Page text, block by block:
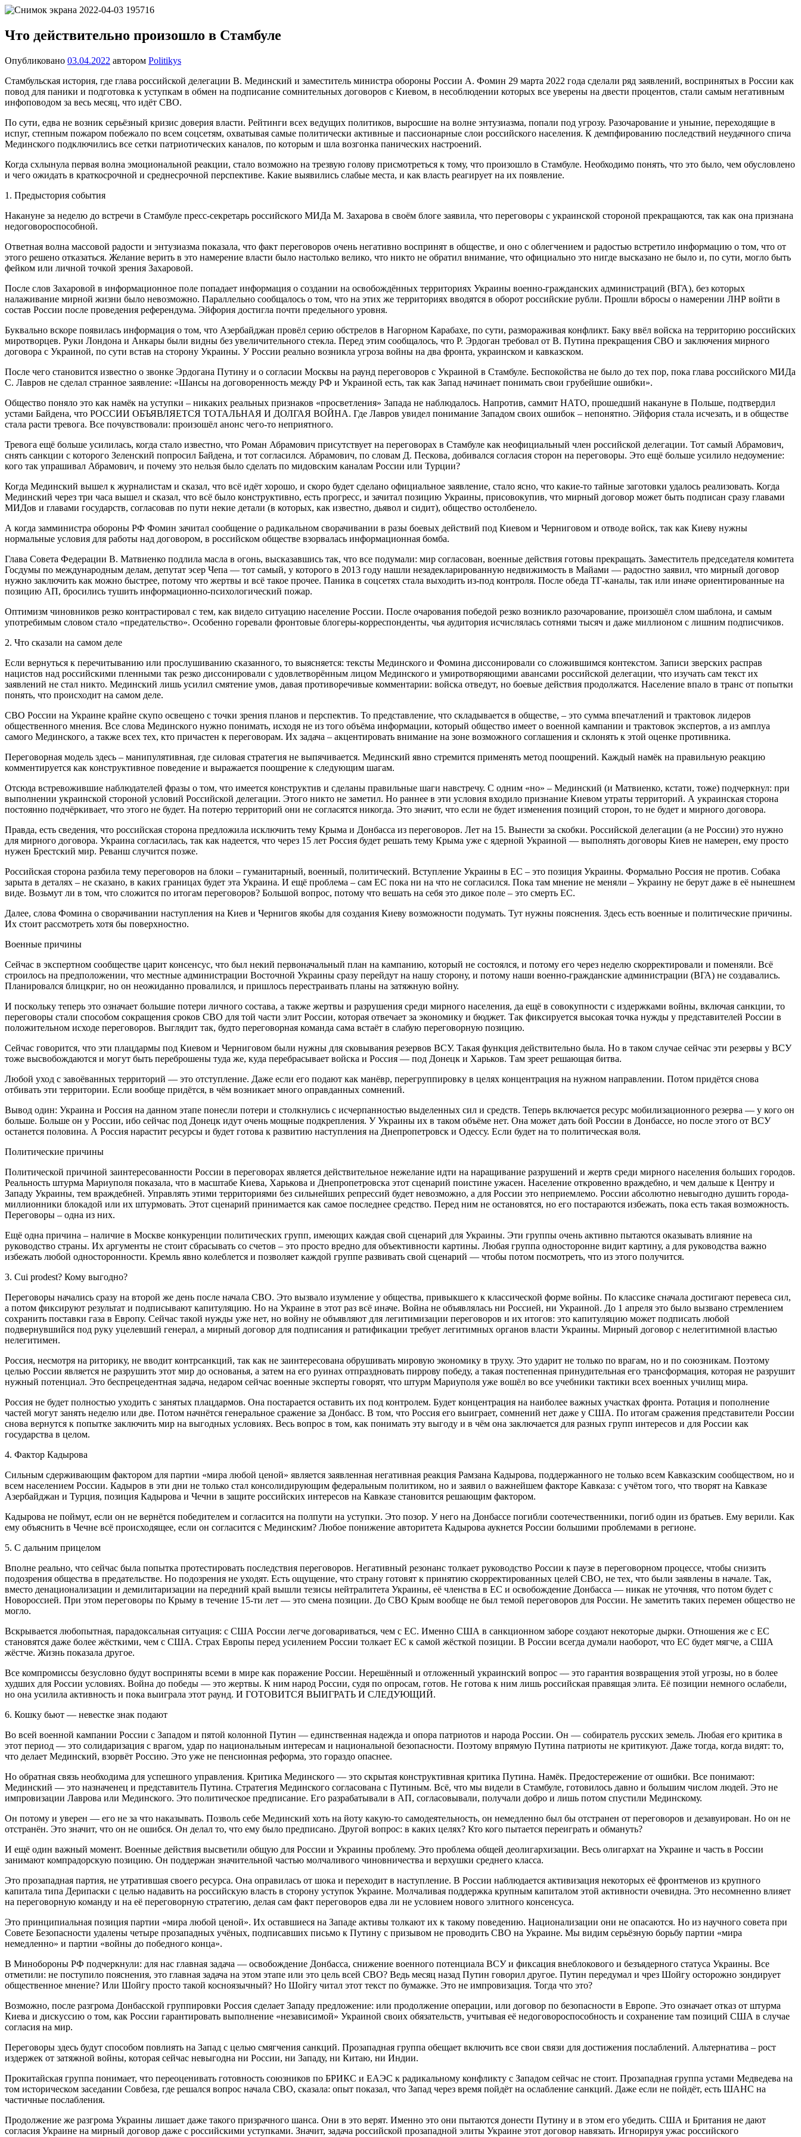
Перейти
содержимому
один
сайт
WordPress
Что действительно произошло в Стамбуле
Опубликовано 03.04.2022 автором Politikys
Стамбульская история, где глава российской делегации В. Мединский и заместитель министра обороны России А. Фомин 29 марта 2022 года сделали ряд заявлений, воспринятых в России как
повод для паники и подготовка к уступкам в обмен на подписание сомнительных договоров с Киевом, в несоблюдении которых все уверены на двести процентов, стали самым негативным
инфоповодом за весь месяц, что идёт СВО.
По сути, едва не возник серьёзный кризис доверия власти. Рейтинги всех ведущих политиков, выросшие на волне энтузиазма, попали под угрозу. Разочарование и уныние, переходящие в
испуг, степным пожаром побежало по всем соцсетям, охватывая самые политически активные и пассионарные слои российского населения. К демпфированию последствий неудачного спича
Мединского подключились все сетки патриотических каналов, по которым и шла возгонка панических настроений.
Когда схлынула первая волна эмоциональной реакции, стало возможно на трезвую голову присмотреться к тому, что произошло в Стамбуле. Необходимо понять, что это было, чем обусловлено
и чего ожидать в краткосрочной и среднесрочной перспективе. Какие выявились слабые места, и как власть реагирует на их появление.
1. Предыстория события
Накануне за неделю до встречи в Стамбуле пресс-секретарь российского МИДа М. Захарова в своём блоге заявила, что переговоры с украинской стороной прекращаются, так как она признана
недоговороспособной.
Ответная волна массовой радости и энтузиазма показала, что факт переговоров очень негативно воспринят в обществе, и оно с облегчением и радостью встретило информацию о том, что от
этого решено отказаться. Желание верить в это намерение власти было настолько велико, что никто не обратил внимание, что официально это нигде высказано не было и, по сути, могло быть
фейком или личной точкой зрения Захаровой.
После слов Захаровой в информационное поле попадает информация о создании на освобождённых территориях Украины военно-гражданских администраций (ВГА), без которых
налаживание мирной жизни было невозможно. Параллельно сообщалось о том, что на этих же территориях вводятся в оборот российские рубли. Прошли вбросы о намерении ЛНР войти в
состав России после проведения референдума. Эйфория достигла почти предельного уровня.
Буквально вскоре появилась информация о том, что Азербайджан провёл серию обстрелов в Нагорном Карабахе, по сути, размораживая конфликт. Баку ввёл войска на территорию российских
миротворцев. Руки Лондона и Анкары были видны без увеличительного стекла. Перед этим сообщалось, что Р. Эрдоган требовал от В. Путина прекращения СВО и заключения мирного
договора с Украиной, по сути встав на сторону Украины. У России реально возникла угроза войны на два фронта, украинском и кавказском.
После чего становится известно о звонке Эрдогана Путину и о согласии Москвы на раунд переговоров с Украиной в Стамбуле. Беспокойства не было до тех пор, пока глава российского МИДа
С. Лавров не сделал странное заявление: «Шансы на договоренность между РФ и Украиной есть, так как Запад начинает понимать свои грубейшие ошибки».
Общество поняло это как намёк на уступки – никаких реальных признаков «просветления» Запада не наблюдалось. Напротив, саммит НАТО, прошедший накануне в Польше, подтвердил
устами Байдена, что РОССИИ ОБЪЯВЛЯЕТСЯ ТОТАЛЬНАЯ И ДОЛГАЯ ВОЙНА. Где Лавров увидел понимание Западом своих ошибок – непонятно. Эйфория стала исчезать, и в обществе
стала расти тревога. Все почувствовали: произошёл анонс чего-то неприятного.
Тревога ещё больше усилилась, когда стало известно, что Роман Абрамович присутствует на переговорах в Стамбуле как неофициальный член российской делегации. Тот самый Абрамович,
снять санкции с которого Зеленский попросил Байдена, и тот согласился. Абрамович, по словам Д. Пескова, добивался согласия сторон на переговоры. Это ещё больше усилило недоумение:
кого так упрашивал Абрамович, и почему это нельзя было сделать по мидовским каналам России или Турции?
Когда Мединский вышел к журналистам и сказал, что всё идёт хорошо, и скоро будет сделано официальное заявление, стало ясно, что какие-то тайные заготовки удалось реализовать. Когда
Мединский через три часа вышел и сказал, что всё было конструктивно, есть прогресс, и зачитал позицию Украины, присовокупив, что мирный договор может быть подписан сразу главами
МИДов и главами государств, согласовав по пути некие детали (в которых, как известно, дьявол и сидит), общество остолбенело.
А когда замминистра обороны РФ Фомин зачитал сообщение о радикальном сворачивании в разы боевых действий под Киевом и Черниговом и отводе войск, так как Киеву нужны
нормальные условия для работы над договором, в российском обществе взорвалась информационная бомба.
Глава Совета Федерации В. Матвиенко подлила масла в огонь, высказавшись так, что все подумали: мир согласован, военные действия готовы прекращать. Заместитель председателя комитета
Госдумы по международным делам, депутат эсер Чепа — тот самый, у которого в 2013 году нашли незадекларированную недвижимость в Майами — радостно заявил, что мирный договор
нужно заключить как можно быстрее, потому что жертвы и всё такое прочее. Паника в соцсетях стала выходить из-под контроля. После обеда ТГ-каналы, так или иначе ориентированные на
позицию АП, бросились тушить информационно-психологический пожар.
Оптимизм чиновников резко контрастировал с тем, как видело ситуацию население России. После очарования победой резко возникло разочарование, произошёл слом шаблона, и самым
употребимым словом стало «предательство». Особенно горевали фронтовые блогеры-корреспонденты, чья аудитория исчислялась сотнями тысяч и даже миллионом с лишним подписчиков.
2. Что сказали на самом деле
Если вернуться к перечитыванию или прослушиванию сказанного, то выясняется: тексты Мединского и Фомина диссонировали со сложившимся контекстом. Записи зверских расправ
нацистов над российскими пленными так резко диссонировали с удовлетворённым лицом Мединского и умиротворяющими авансами российской делегации, что изучать сам текст их
заявлений не стал никто. Мединский лишь усилил смятение умов, давая противоречивые комментарии: войска отведут, но боевые действия продолжатся. Население впало в транс от попытки
понять, что происходит на самом деле.
СВО России на Украине крайне скупо освещено с точки зрения планов и перспектив. То представление, что складывается в обществе, – это сумма впечатлений и трактовок лидеров
общественного мнения. Все слова Мединского нужно понимать, исходя не из того объёма информации, который общество имеет о военной кампании и трактовок экспертов, а из амплуа
самого Мединского, а также всех тех, кто причастен к переговорам. Их задача – акцентировать внимание на зоне возможного соглашения и склонять к этой оценке противника.
Переговорная модель здесь – манипулятивная, где силовая стратегия не выпячивается. Мединский явно стремится применять метод поощрений. Каждый намёк на правильную реакцию
комментируется как конструктивное поведение и выражается поощрение к следующим шагам.
Отсюда встревожившие наблюдателей фразы о том, что имеется конструктив и сделаны правильные шаги навстречу. С одним «но» – Мединский (и Матвиенко, кстати, тоже) подчеркнул: при
выполнении украинской стороной условий Российской делегации. Этого никто не заметил. Но раннее в эти условия входило признание Киевом утраты территорий. А украинская сторона
постоянно подчёркивает, что этого не будет. На потерю территорий они не согласятся никогда. Это значит, что если не будет изменения позиций сторон, то не будет и мирного договора.
Правда, есть сведения, что российская сторона предложила исключить тему Крыма и Донбасса из переговоров. Лет на 15. Вынести за скобки. Российской делегации (а не России) это нужно
для мирного договора. Украина согласилась, так как надеется, что через 15 лет Россия будет решать тему Крыма уже с ядерной Украиной — выполнять договоры Киев не намерен, ему просто
нужен Брестский мир. Реванш случится позже.
Российская сторона разбила тему переговоров на блоки – гуманитарный, военный, политический. Вступление Украины в ЕС – это позиция Украины. Формально Россия не против. Собака
зарыта в деталях – не сказано, в каких границах будет эта Украина. И ещё проблема – сам ЕС пока ни на что не согласился. Пока там мнение не меняли – Украину не берут даже в её нынешнем
виде. Возьмут ли в том, что сложится по итогам переговоров? Большой вопрос, потому что вешать на себя это дикое поле – это смерть ЕС.
Далее, слова Фомина о сворачивании наступления на Киев и Чернигов якобы для создания Киеву возможности подумать. Тут нужны пояснения. Здесь есть военные и политические причины.
Их стоит рассмотреть хотя бы поверхностно.
Военные причины
Сейчас в экспертном сообществе царит консенсус, что был некий первоначальный план на кампанию, который не состоялся, и потому его через неделю скорректировали и поменяли. Всё
строилось на предположении, что местные администрации Восточной Украины сразу перейдут на нашу сторону, и потому наши военно-гражданские администрации (ВГА) не создавались.
Планировался блицкриг, но он неожиданно провалился, и пришлось перестраивать планы на затяжную войну.
И поскольку теперь это означает большие потери личного состава, а также жертвы и разрушения среди мирного населения, да ещё в совокупности с издержками войны, включая санкции, то
переговоры стали способом сокращения сроков СВО для той части элит России, которая отвечает за экономику и бюджет. Так фиксируется высокая точка нужды у представителей России в
положительном исходе переговоров. Выглядит так, будто переговорная команда сама встаёт в слабую переговорную позицию.
Сейчас говорится, что эти плацдармы под Киевом и Черниговом были нужны для сковывания резервов ВСУ. Такая функция действительно была. Но в таком случае сейчас эти резервы у ВСУ
тоже высвобождаются и могут быть переброшены туда же, куда перебрасывает войска и Россия — под Донецк и Харьков. Там зреет решающая битва.
Любой уход с завоёванных территорий — это отступление. Даже если его подают как манёвр, перегруппировку в целях концентрация на нужном направлении. Потом придётся снова
отбивать эти территории. Если вообще придётся, в чём возникает много оправданных сомнений.
Вывод один: Украина и Россия на данном этапе понесли потери и столкнулись с исчерпанностью выделенных сил и средств. Теперь включается ресурс мобилизационного резерва — у кого он
больше. Больше он у России, ибо сейчас под Донецк идут очень мощные подкрепления. У Украины их в таком объёме нет. Она может дать бой России в Донбассе, но после этого от ВСУ
останется половина. А Россия нарастит ресурсы и будет готова к развитию наступления на Днепропетровск и Одессу. Если будет на то политическая воля.
Политические причины
Политической причиной заинтересованности России в переговорах является действительное нежелание идти на наращивание разрушений и жертв среди мирного населения больших городов.
Реальность штурма Мариуполя показала, что в масштабе Киева, Харькова и Днепропетровска этот сценарий поистине ужасен. Население откровенно враждебно, и чем дальше к Центру и
Западу Украины, тем враждебней. Управлять этими территориями без сильнейших репрессий будет невозможно, а для России это неприемлемо. России абсолютно невыгодно душить города-
миллионники блокадой или их штурмовать. Этот сценарий принимается как самое последнее средство. Перед ним не остановятся, но его постараются избежать, пока есть такая возможность.
Переговоры – одна из них.
Ещё одна причина – наличие в Москве конкуренции политических групп, имеющих каждая свой сценарий для Украины. Эти группы очень активно пытаются оказывать влияние на
руководство страны. Их аргументы не стоит сбрасывать со счетов – это просто вредно для объективности картины. Любая группа односторонне видит картину, а для руководства важно
избежать любой односторонности. Кремль явно колеблется и позволяет каждой группе развивать свой сценарий — чтобы потом посмотреть, что из этого получится.
3. Cui prodest? Кому выгодно?
Переговоры начались сразу на второй же день после начала СВО. Это вызвало изумление у общества, привыкшего к классической форме войны. По классике сначала достигают перевеса сил,
а потом фиксируют результат и подписывают капитуляцию. Но на Украине в этот раз всё иначе. Война не объявлялась ни Россией, ни Украиной. До 1 апреля это было вызвано стремлением
сохранить поставки газа в Европу. Сейчас такой нужды уже нет, но войну не объявляют для легитимизации переговоров и их итогов: это капитуляцию может подписать любой
подвернувшийся под руку уцелевший генерал, а мирный договор для подписания и ратификации требует легитимных органов власти Украины. Мирный договор с нелегитимной властью
нелегитимен.
Россия, несмотря на риторику, не вводит контрсанкций, так как не заинтересована обрушивать мировую экономику в труху. Это ударит не только по врагам, но и по союзникам. Поэтому
целью России является не разрушить этот мир до основанья, а затем на его руинах отпраздновать пиррову победу, а такая постепенная принудительная его трансформация, которая не разрушит
нужный потенциал. Это беспрецедентная задача, недаром сейчас военные эксперты говорят, что штурм Мариуполя уже вошёл во все учебники тактики всех военных училищ мира.
Россия не будет полностью уходить с занятых плацдармов. Она постарается оставить их под контролем. Будет концентрация на наиболее важных участках фронта. Ротация и пополнение
частей могут занять неделю или две. Потом начнётся генеральное сражение за Донбасс. В том, что Россия его выиграет, сомнений нет даже у США. По итогам сражения представители России
снова вернутся к попытке заключить мир на выгодных условиях. Весь вопрос в том, как понимать эту выгоду и в чём она заключается для разных групп интересов и для России как
государства в целом.
4. Фактор Кадырова
Сильным сдерживающим фактором для партии «мира любой ценой» является заявленная негативная реакция Рамзана Кадырова, поддержанного не только всем Кавказским сообществом, но и
всем населением России. Кадыров в эти дни не только стал консолидирующим федеральным политиком, но и заявил о важнейшем факторе Кавказа: с учётом того, что творят на Кавказе
Азербайджан и Турция, позиция Кадырова и Чечни в защите российских интересов на Кавказе становится решающим фактором.
Кадырова не поймут, если он не вернётся победителем и согласится на полпути на уступки. Это позор. У него на Донбассе погибли соотечественники, погиб один из братьев. Ему верили. Как
ему объяснить в Чечне всё происходящее, если он согласится с Мединским? Любое понижение авторитета Кадырова аукнется России большими проблемами в регионе.
5. С дальним прицелом
Вполне реально, что сейчас была попытка протестировать последствия переговоров. Негативный резонанс толкает руководство России к паузе в переговорном процессе, чтобы снизить
подозрения общества в предательстве. Но подозрения не уходят. Есть ощущение, что страну готовят к принятию скорректированных целей СВО, не тех, что были заявлены в начале. Так,
вместо денационализации и демилитаризации на передний край вышли тезисы нейтралитета Украины, её членства в ЕС и освобождение Донбасса — никак не уточняя, что потом будет с
Новороссией. При этом переговоры по Крыму в течение 15-ти лет — это смена позиции. До СВО Крым вообще не был темой переговоров для России. Не заметить таких перемен общество не
могло.
Вскрывается любопытная, парадоксальная ситуация: с США России легче договариваться, чем с ЕС. Именно США в санкционном заборе создают некоторые дырки. Отношения же с ЕС
становятся даже более жёсткими, чем с США. Страх Европы перед усилением России толкает ЕС к самой жёсткой позиции. В России всегда думали наоборот, что ЕС будет мягче, а США
жёстче. Жизнь показала другое.
Все компромиссы безусловно будут восприняты всеми в мире как поражение России. Нерешённый и отложенный украинский вопрос — это гарантия возвращения этой угрозы, но в более
худших для России условиях. Война до победы — это жертвы. К ним народ России, судя по опросам, готов. Не готова к ним лишь российская правящая элита. Её позиции немного ослабели,
но она усилила активность и пока выиграла этот раунд. И ГОТОВИТСЯ ВЫИГРАТЬ И СЛЕДУЮЩИЙ.
6. Кошку бьют — невестке знак подают
Во всей военной кампании России с Западом и пятой колонной Путин — единственная надежда и опора патриотов и народа России. Он — собиратель русских земель. Любая его критика в
этот период — это солидаризация с врагом, удар по национальным интересам и национальной безопасности. Поэтому впрямую Путина патриоты не критикуют. Даже тогда, когда видят: то,
что делает Мединский, взорвёт Россию. Это уже не пенсионная реформа, это гораздо опаснее.
Но обратная связь необходима для успешного управления. Критика Мединского — это скрытая конструктивная критика Путина. Намёк. Предостережение от ошибки. Все понимают:
Мединский — это назначенец и представитель Путина. Стратегия Мединского согласована с Путиным. Всё, что мы видели в Стамбуле, готовилось давно и большим числом людей. Это не
импровизации Лаврова или Мединского. Это политическое предписание. Его разрабатывали в АП, согласовывали, получали добро и лишь потом спустили Мединскому.
Он потому и уверен — его не за что наказывать. Позволь себе Мединский хоть на йоту какую-то самодеятельность, он немедленно был бы отстранен от переговоров и дезавуирован. Но он не
отстранён. Это значит, что он не ошибся. Он делал то, что ему было предписано. Другой вопрос: в каких целях? Кто кого пытается переиграть и обмануть?
И ещё один важный момент. Военные действия высветили общую для России и Украины проблему. Это проблема общей деолигархизации. Весь олигархат на Украине и часть в России
занимают компрадорскую позицию. Он поддержан значительной частью молчаливого чиновничества и верхушки среднего класса.
Это прозападная партия, не утратившая своего ресурса. Она оправилась от шока и переходит в наступление. В России наблюдается активизация некоторых её фронтменов из крупного
капитала типа Дерипаски с целью надавить на российскую власть в сторону уступок Украине. Молчаливая поддержка крупным капиталом этой активности очевидна. Это несомненно влияет
на переговорную команду и на её переговорную стратегию, делая сам факт переговоров едва ли не условием нового элитного консенсуса.
Это принципиальная позиция партии «мира любой ценой». Их оставшиеся на Западе активы толкают их к такому поведению. Национализации они не опасаются. Но из научного совета при
Совете Безопасности удалены четыре прозападных учёных, подписавших письмо к Путину с призывом не проводить СВО на Украине. Мы видим серьёзную борьбу партии «мира
немедленно» и партии «войны до победного конца».
В Минобороны РФ подчеркнули: для нас главная задача — освобождение Донбасса, снижение военного потенциала ВСУ и фиксация внеблокового и безъядерного статуса Украины. Все
отметили: не поступило пояснения, это главная задача на этом этапе или это цель всей СВО? Ведь месяц назад Путин говорил другое. Путин передумал и чрез Шойгу осторожно зондирует
общественное мнение? Или Шойгу просто такой косноязычный? Но Шойгу читал этот текст по бумажке. Это не импровизация. Тогда что это?
Возможно, после разгрома Донбасской группировки Россия сделает Западу предложение: или продолжение операции, или договор по безопасности в Европе. Это означает отказ от штурма
Киева и дискуссию о том, как России гарантировать выполнение «независимой» Украиной своих обязательств, учитывая её недоговороспособность и сохранение там позиций США в случае
согласия на мир.
Переговоры здесь будут способом повлиять на Запад с целью смягчения санкций. Прозападная группа обещает включить все свои связи для достижения послаблений. Альтернатива – рост
издержек от затяжной войны, которая сейчас невыгодна ни России, ни Западу, ни Китаю, ни Индии.
Прокитайская группа понимает, что переоценивать готовность союзников по БРИКС и ЕАЭС к радикальному конфликту с Западом сейчас не стоит. Прозападная группа устами Медведева на
том историческом заседании Совбеза, где решался вопрос начала СВО, сказала: опыт показал, что Запад через время пойдёт на ослабление санкций. Даже если не пойдёт, есть ШАНС на
частичные послабления.
Продолжение же разгрома Украины лишает даже такого призрачного шанса. Они в это верят. Именно это они пытаются донести Путину и в этом его убедить. США и Британия не дают
согласия Украине на мирный договор даже с российскими уступками. Значит, задача российской прозападной элиты Украине этот договор навязать. Игнорируя ужас российского